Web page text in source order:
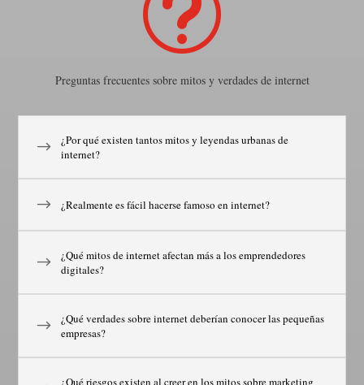
Preguntas frecuentes sobre mitos y verdades de internet
¿Por qué existen tantos mitos y leyendas urbanas de
internet?
¿Realmente es fácil hacerse famoso en internet?
¿Qué mitos de internet afectan más a los emprendedores
digitales?
¿Qué verdades sobre internet deberían conocer las pequeñas
empresas?
¿Qué riesgos existen al creer en los mitos sobre marketing